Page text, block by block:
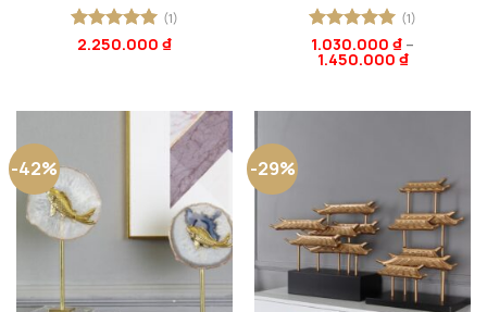
Được xếp
(1)
2.250.000 ₫
Được xếp
hạng55
(1)
1.030.000 ₫ –
1.450.000 ₫
-42% -29%